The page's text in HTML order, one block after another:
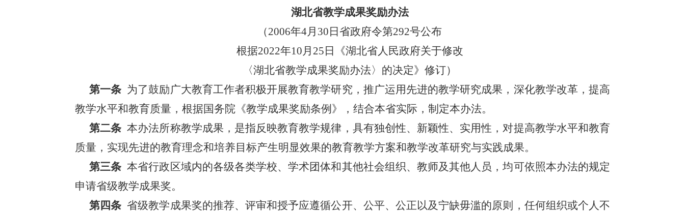
湖北省教学成果奖励办法
（2006年4月30日省政府令第292号公布
根据2022年10月25日《湖北省人民政府关于修改
〈湖北省教学成果奖励办法〉的决定》修订）
第一条 为了鼓励广大教育工作者积极开展教育教学研究，推广运用先进的教学研究成果，深化教学改革，提高
教学水平和教育质量，根据国务院《教学成果奖励条例》，结合本省实际，制定本办法。
第二条 本办法所称教学成果，是指反映教育教学规律，具有独创性、新颖性、实用性，对提高教学水平和教育
质量，实现先进的教育理念和培养目标产生明显效果的教育教学方案和教学改革研究与实践成果。
第三条 本省行政区域内的各级各类学校、学术团体和其他社会组织、教师及其他人员，均可依照本办法的规定
申请省级教学成果奖。
第四条 省级教学成果奖的推荐、评审和授予应遵循公开、公平、公正以及宁缺毋滥的原则，任何组织或个人不